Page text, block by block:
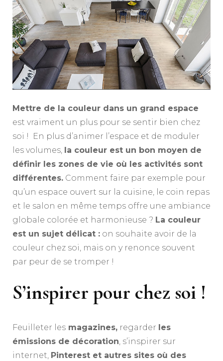
espace
?
Mettre de la couleur dans un grand espace
est vraiment un plus pour se sentir bien chez
soi ! En plus d’animer l’espace et de moduler
les volumes, la couleur est un bon moyen de
définir les zones de vie où les activités sont
différentes. Comment faire par exemple pour
qu’un espace ouvert sur la cuisine, le coin repas
et le salon en même temps offre une ambiance
globale colorée et harmonieuse ? La couleur
est un sujet délicat : on souhaite avoir de la
couleur chez soi, mais on y renonce souvent
par peur de se tromper !
S’inspirer pour chez soi !
Feuilleter les magazines, regarder les
émissions de décoration, s’inspirer sur
internet, Pinterest et autres sites où des